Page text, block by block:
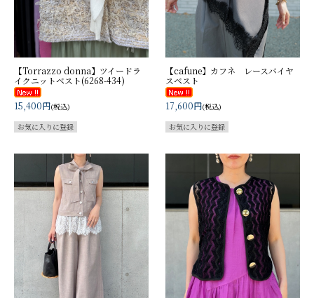
【Torrazzo donna】ツイードラ
イクニットベスト(6268-434)
15,400円(税込)
【cafune】カフネ レースバイヤ
スベスト
17,600円(税込)